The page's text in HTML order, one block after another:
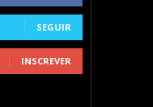
SEGUIR
INSCREVER